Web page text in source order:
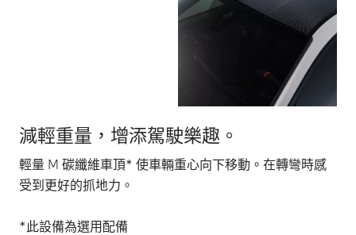
減輕重量，增添駕駛樂趣。
輕量 M 碳纖維車頂* 使車輛重心向下移動。在轉彎時感
受到更好的抓地力。
*此設備為選用配備